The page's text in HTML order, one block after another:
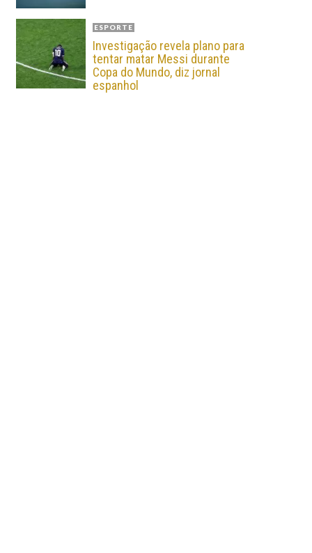
ESPORTE
Investigação revela plano para
tentar matar Messi durante
Copa do Mundo, diz jornal
espanhol